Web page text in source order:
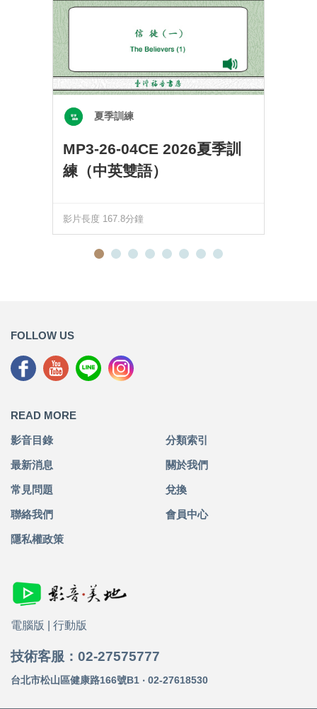
夏季訓練
MP3-26-04CE 2026夏季訓
練（中英雙語）
影片長度 167.8分鐘
FOLLOW US
READ MORE
影音目錄 分類索引
最新消息 關於我們
常見問題 兌換
聯絡我們 會員中心
隱私權政策
電腦版 行動版
技術客服：02-27575777
台北市松山區健康路166號B1 ‧ 02-27618530